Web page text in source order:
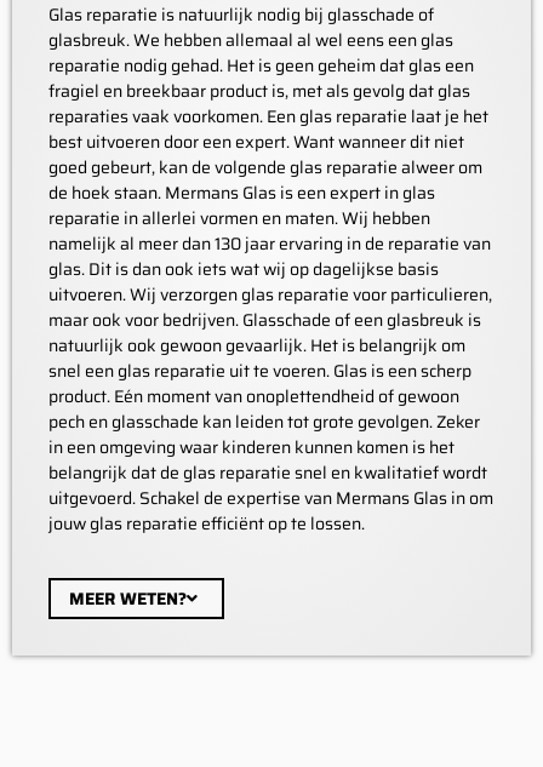
Glas reparatie is natuurlijk nodig bij glasschade of
glasbreuk. We hebben allemaal al wel eens een glas
reparatie nodig gehad. Het is geen geheim dat glas een
fragiel en breekbaar product is, met als gevolg dat glas
reparaties vaak voorkomen. Een glas reparatie laat je het
best uitvoeren door een expert. Want wanneer dit niet
goed gebeurt, kan de volgende glas reparatie alweer om
de hoek staan. Mermans Glas is een expert in glas
reparatie in allerlei vormen en maten. Wij hebben
namelijk al meer dan 130 jaar ervaring in de reparatie van
glas. Dit is dan ook iets wat wij op dagelijkse basis
uitvoeren. Wij verzorgen glas reparatie voor particulieren,
maar ook voor bedrijven. Glasschade of een glasbreuk is
natuurlijk ook gewoon gevaarlijk. Het is belangrijk om
snel een glas reparatie uit te voeren. Glas is een scherp
product. Eén moment van onoplettendheid of gewoon
pech en glasschade kan leiden tot grote gevolgen. Zeker
in een omgeving waar kinderen kunnen komen is het
belangrijk dat de glas reparatie snel en kwalitatief wordt
uitgevoerd. Schakel de expertise van Mermans Glas in om
jouw glas reparatie efficiënt op te lossen.
MEER WETEN?